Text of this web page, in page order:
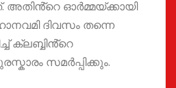
അതിൻ്റെ ഓർമ്മയ്ക്കായി
ദിവസം തന്നെ
ക്ലബ്ബിൻ്റെ
സമർപ്പിക്കും.